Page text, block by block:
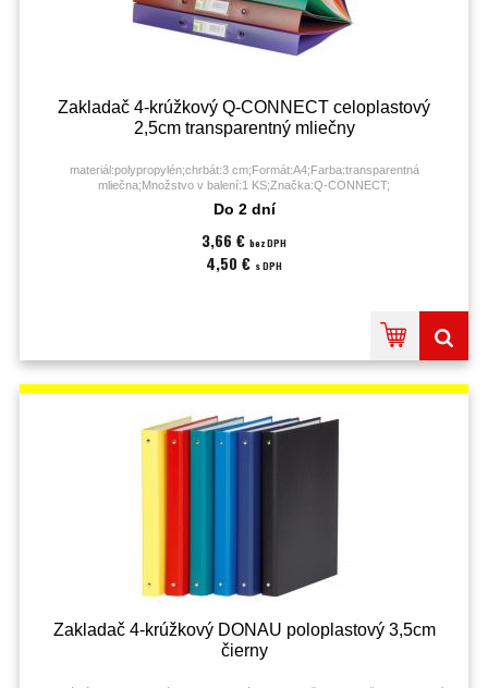
Zakladač 4-krúžkový Q-CONNECT celoplastový
2,5cm transparentný mliečny
materiál:polypropylén;chrbát:3 cm;Formát:A4;Farba:transparentná
mliečna;Množstvo v balení:1 KS;Značka:Q-CONNECT;
Do 2 dní
3,66 € bez DPH
4,50 € s DPH
Zakladač 4-krúžkový DONAU poloplastový 3,5cm
čierny